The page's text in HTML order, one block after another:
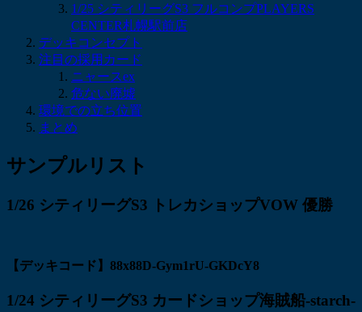
1/25 シティリーグS3 フルコンプPLAYERS
CENTER札幌駅前店
デッキコンセプト
注目の採用カード
ニャースex
危ない廃墟
環境での立ち位置
まとめ
サンプルリスト
1/26 シティリーグS3 トレカショップVOW 優勝
【デッキコード】88x88D-Gym1rU-GKDcY8
1/24 シティリーグS3 カードショップ海賊船-starch-